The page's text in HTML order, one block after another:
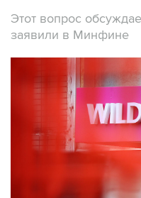
Этот вопрос
заявили в Минфине